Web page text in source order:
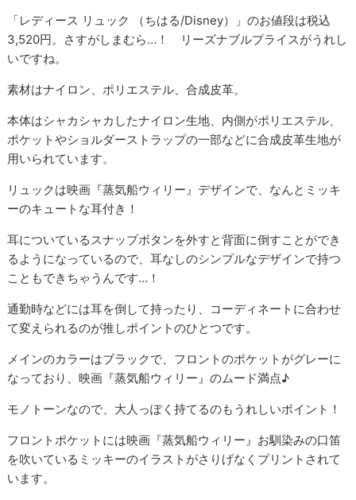
「レディース リュック （ちはる/Disney）」のお値段は税込
3,520円。さすがしまむら…！ リーズナブルプライスがうれし
いですね。
素材はナイロン、ポリエステル、合成皮革。
本体はシャカシャカしたナイロン生地、内側がポリエステル、
ポケットやショルダーストラップの一部などに合成皮革生地が
用いられています。
リュックは映画『蒸気船ウィリー』デザインで、なんとミッキ
ーのキュートな耳付き！
耳についているスナップボタンを外すと背面に倒すことができ
るようになっているので、耳なしのシンプルなデザインで持つ
こともできちゃうんです…！
通勤時などには耳を倒して持ったり、コーディネートに合わせ
て変えられるのが推しポイントのひとつです。
メインのカラーはブラックで、フロントのポケットがグレーに
なっており、映画『蒸気船ウィリー』のムード満点♪
モノトーンなので、大人っぽく持てるのもうれしいポイント！
フロントポケットには映画『蒸気船ウィリー』お馴染みの口笛
を吹いているミッキーのイラストがさりげなくプリントされて
います。